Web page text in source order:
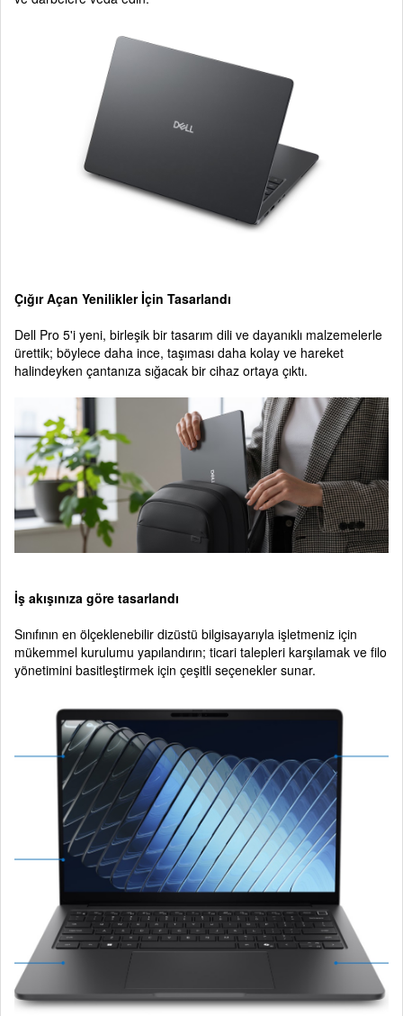
Çığır Açan Yenilikler İçin Tasarlandı
Dell Pro 5'i yeni, birleşik bir tasarım dili ve dayanıklı malzemelerle
ürettik; böylece daha ince, taşıması daha kolay ve hareket
halindeyken çantanıza sığacak bir cihaz ortaya çıktı.
İş akışınıza göre tasarlandı
Sınıfının en ölçeklenebilir dizüstü bilgisayarıyla işletmeniz için
mükemmel kurulumu yapılandırın; ticari talepleri karşılamak ve filo
yönetimini basitleştirmek için çeşitli seçenekler sunar.